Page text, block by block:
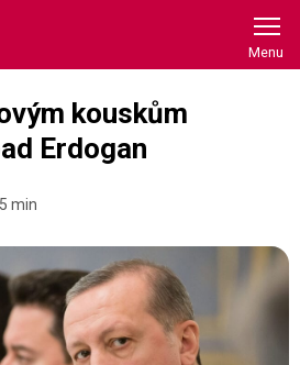
kouskům
Erdogan
5 min